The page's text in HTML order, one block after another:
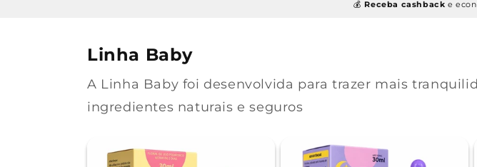
💰 Receba cashback e
Linha Baby
A Linha Baby foi desenvolvida para trazer mais
ingredientes naturais e seguros